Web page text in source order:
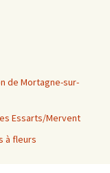
de Mortagne-sur-
Essarts/Mervent
à fleurs